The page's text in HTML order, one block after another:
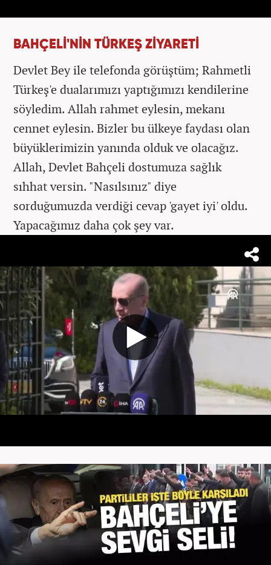
BAHÇELİ'NİN TÜRKEŞ ZİYARETİ
Devlet Bey ile telefonda görüştüm; Rahmetli
Türkeş'e dualarımızı yaptığımızı kendilerine
söyledim. Allah rahmet eylesin, mekanı
cennet eylesin. Bizler bu ülkeye faydası olan
büyüklerimizin yanında olduk ve olacağız.
Allah, Devlet Bahçeli dostumuza sağlık
sıhhat versin. "Nasılsınız" diye
sorduğumuzda verdiği cevap 'gayet iyi' oldu.
Yapacağımız daha çok şey var.